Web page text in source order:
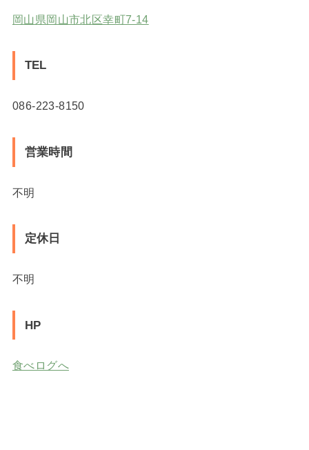
岡山県岡山市北区幸町7-14
TEL
086-223-8150
営業時間
不明
定休日
不明
HP
食べログへ